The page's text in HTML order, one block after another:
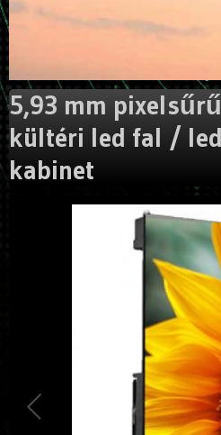
5,93 mm
kültéri led fal /
kabinet